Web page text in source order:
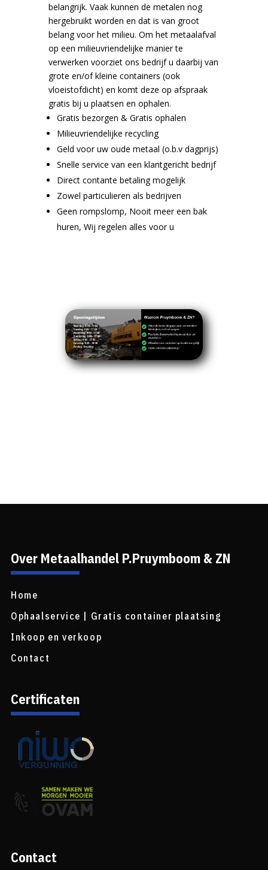
belangrijk. Vaak kunnen de metalen nog
hergebruikt worden en dat is van groot
belang voor het milieu. Om het metaalafval
op een milieuvriendelijke manier te
verwerken voorziet ons bedrijf u daarbij van
grote en/of kleine containers (ook
vloeistofdicht) en komt deze op afspraak
gratis bij u plaatsen en ophalen.
Gratis bezorgen & Gratis ophalen
Milieuvriendelijke recycling
Geld voor uw oude metaal (o.b.v dagprijs)
Snelle service van een klantgericht bedrijf
Direct contante betaling mogelijk
Zowel particulieren als bedrijven
Geen rompslomp, Nooit meer een bak
huren, Wij regelen alles voor u
Over Metaalhandel P.Pruymboom & ZN
Home
Ophaalservice | Gratis container plaatsing
Inkoop en verkoop
Contact
Certificaten
Contact